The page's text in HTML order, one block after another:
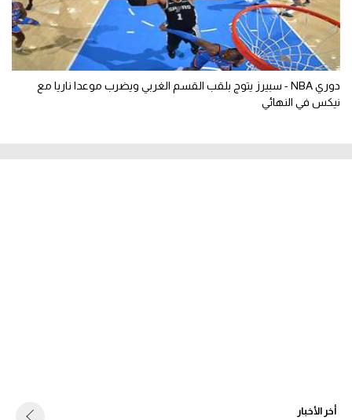
دوري NBA - سبيرز يتوج بلقب القسم الغربي ويضرب موعدا ناريا مع
نيكس في النهائي
أخر الأخبار